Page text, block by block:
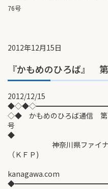
76号
2012年12月15日
『かもめのひろば』
2012/12/15
◇◆ かもめのひろば通信 第
◆
神奈川県ファイナンシ
（ＫＦＰ)
http://
kanagawa.com